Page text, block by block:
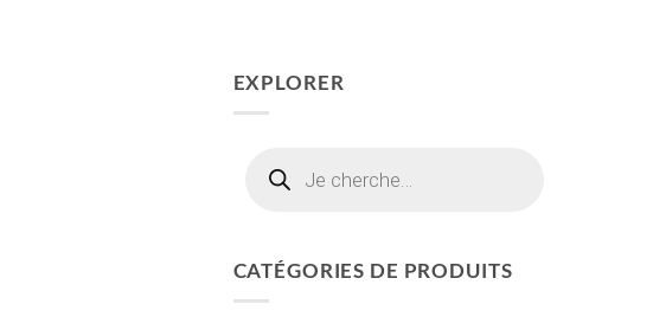
EXPLORER
produits
CATÉGORIES DE PRODUITS